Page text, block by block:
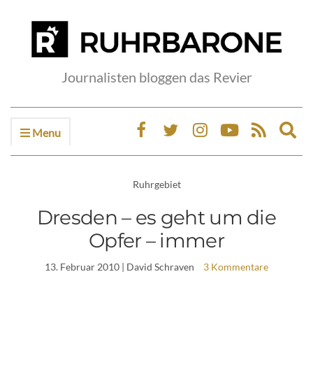
Journalisten bloggen das Revier
Menu
Ruhrgebiet
Dresden – es geht um die
Opfer – immer
13. Februar 2010 | David Schraven 3 Kommentare